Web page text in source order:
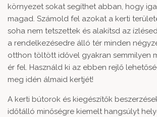
környezet sokat segíthet abban, hogy
magad. Számold fel azokat a kerti
soha nem tetszettek és alakítsd az
a rendelkezésedre álló tér minden
otthon töltött idővel gyakran semmilyen
ér fel. Használd ki az ebben rejlő
meg idén álmaid kertjét!
A kerti bútorok és kiegészítők
időtálló minőségre kiemelt hangsúlyt